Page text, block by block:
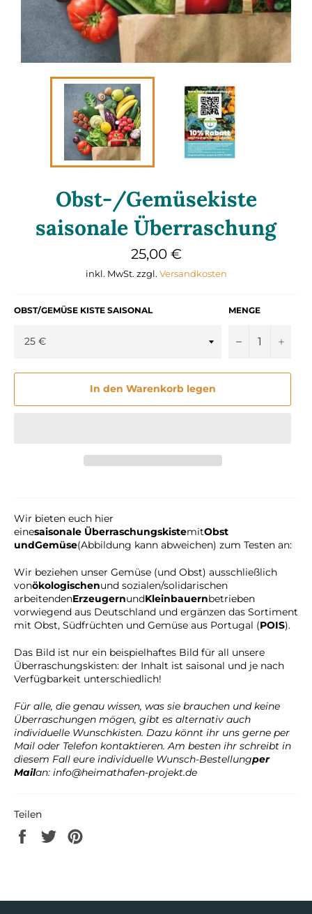
Obst-/Gemüsekiste
saisonale Überraschung
Normaler
Preis
25,00 €
inkl. MwSt. zzgl. Versandkosten
OBST/GEMÜSE KISTE SAISONAL MENGE
− +
In den Warenkorb legen
Wir bieten euch hier
einesaisonale ÜberraschungskistemitObst
undGemüse(Abbildung kann abweichen) zum Testen an:
Wir beziehen unser Gemüse (und Obst) ausschließlich
vonökologischenund sozialen/solidarischen
arbeitendenErzeugernundKleinbauernbetrieben
vorwiegend aus Deutschland und ergänzen das Sortiment
mit Obst, Südfrüchten und Gemüse aus Portugal (POIS).
Das Bild ist nur ein beispielhaftes Bild für all unsere
Überraschungskisten: der Inhalt ist saisonal und je nach
Verfügbarkeit unterschiedlich!
Für alle, die genau wissen, was sie brauchen und keine
Überraschungen mögen, gibt es alternativ auch
individuelle Wunschkisten. Dazu könnt ihr uns gerne per
Mail oder Telefon kontaktieren. Am besten ihr schreibt in
diesem Fall eure individuelle Wunsch-Bestellungper
Mailan: info@heimathafen-projekt.de
Teilen
Auf
Facebook
Auf
Twitter